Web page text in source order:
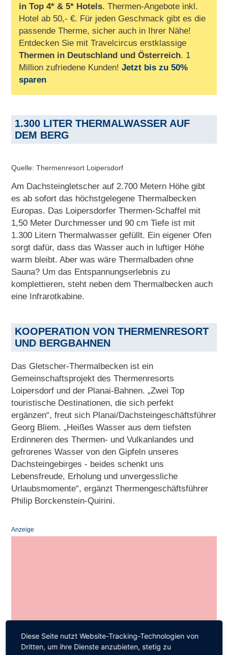
in Top 4* & 5* Hotels. Thermen-Angebote inkl.
Hotel ab 50,- €. Für jeden Geschmack gibt es die
passende Therme, sicher auch in Ihrer Nähe!
Entdecken Sie mit Travelcircus erstklassige
Thermen in Deutschland und Österreich. 1
Million zufriedene Kunden!Jetzt bis zu 50%
sparen
1.300 LITER THERMALWASSER AUF
DEM BERG
Quelle: Thermenresort Loipersdorf
Am Dachsteingletscher auf 2.700 Metern Höhe gibt
es ab sofort das höchstgelegene Thermalbecken
Europas. Das Loipersdorfer Thermen-Schaffel mit
1,50 Meter Durchmesser und 90 cm Tiefe ist mit
1.300 Litern Thermalwasser gefüllt. Ein eigener Ofen
sorgt dafür, dass das Wasser auch in luftiger Höhe
warm bleibt. Aber was wäre Thermalbaden ohne
Sauna? Um das Entspannungserlebnis zu
komplettieren, steht neben dem Thermalbecken auch
eine Infrarotkabine.
KOOPERATION VON THERMENRESORT
UND BERGBAHNEN
Das Gletscher-Thermalbecken ist ein
Gemeinschaftsprojekt des Thermenresorts
Loipersdorf und der Planai-Bahnen. „Zwei Top
touristische Destinationen, die sich perfekt
ergänzen“, freut sich Planai/Dachsteingeschäftsführer
Georg Bliem. „Heißes Wasser aus dem tiefsten
Erdinneren des Thermen- und Vulkanlandes und
gefrorenes Wasser von den Gipfeln unseres
Dachsteingebirges - beides schenkt uns
Lebensfreude, Erholung und unvergessliche
Urlaubsmomente“, ergänzt Thermengeschäftsführer
Philip Borckenstein-Quirini.
Anzeige
Diese Seite nutzt Website-Tracking-Technologien von
Dritten, um ihre Dienste anzubieten, stetig zu